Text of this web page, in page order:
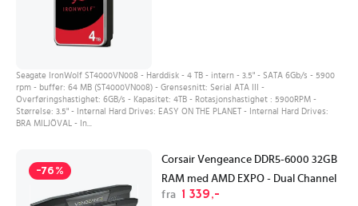
Seagate IronWolf ST4000VN008 - Harddisk - 4 TB - intern - 3.5" - SATA 6Gb/s - 5900
rpm - buffer: 64 MB (ST4000VN008) - Grensesnitt: Serial ATA III -
Overføringshastighet: 6GB/s - Kapasitet: 4TB - Rotasjonshastighet : 5900RPM -
Størrelse: 3.5" - Internal Hard Drives: EASY ON THE PLANET - Internal Hard Drives:
BRA MILJÖVAL - In...
-76%
Corsair Vengeance DDR5-6000 32GB
RAM med AMD EXPO - Dual Channel
fra 1 339,-